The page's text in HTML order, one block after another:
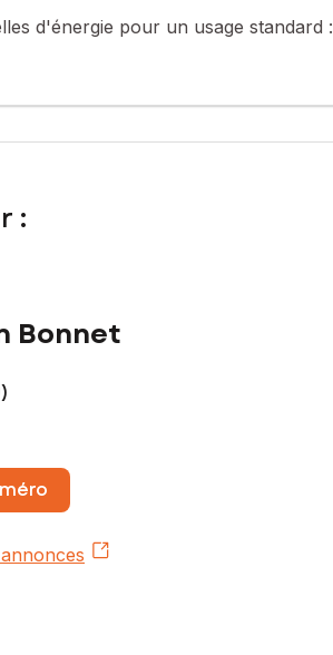
d'énergie pour un usage standard :
:
Bonnet